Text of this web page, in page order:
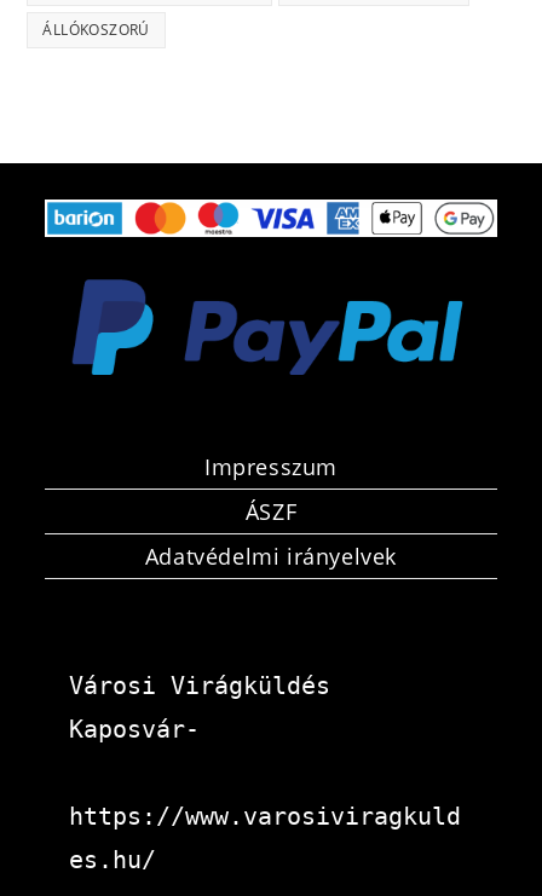
ÁLLÓKOSZORÚ
Impresszum
ÁSZF
Adatvédelmi irányelvek
Városi Virágküldés
Kaposvár-
https://www.varosiviragkuld
es.hu/